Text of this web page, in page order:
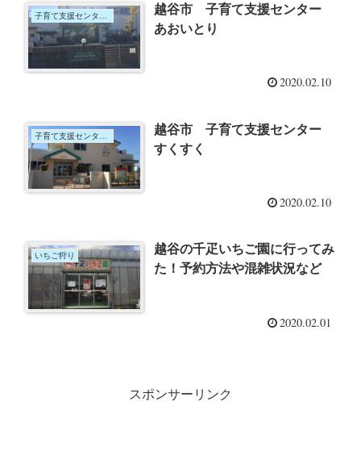
越谷市 子育て支援センター
あおいとり
2020.02.10
越谷市 子育て支援センター
すくすく
2020.02.10
いちご狩り
越谷の千疋いちご園に行ってみ
た！予約方法や混雑状況など
2020.02.01
スポンサーリンク